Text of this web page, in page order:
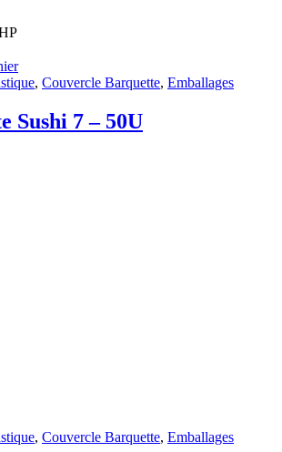
, Couvercle Barquette, Emballages
Sushi 7 – 50U
, Couvercle Barquette, Emballages